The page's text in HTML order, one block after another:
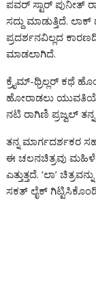
b
o
o
k
er s
ar
e
ಪವರ್ ಸ್ಟಾರ್ ಪುನೀತ್
ಸದ್ದು ಮಾಡುತ್ತಿದೆ.
ಪ್ರದರ್ಶನವಿಲ್ಲದ
ಮಾಡಲಾಗಿದೆ.
ಕ್ರೈಮ್-ಥ್ರಿಲ್ಲರ್ ಕಥೆ
ಹೋರಾಡಲು
ನಟಿ ರಾಗಿಣಿ ಪ್ರಜ್ವಲ್
ತನ್ನ ಮಾರ್ಗದರ್ಶಕರ
ಈ ಚಲನಚಿತ್ರವು
ಎತ್ತುತ್ತದೆ. ‘ಲಾ’
ಸಕತ್ ಲೈಕ್